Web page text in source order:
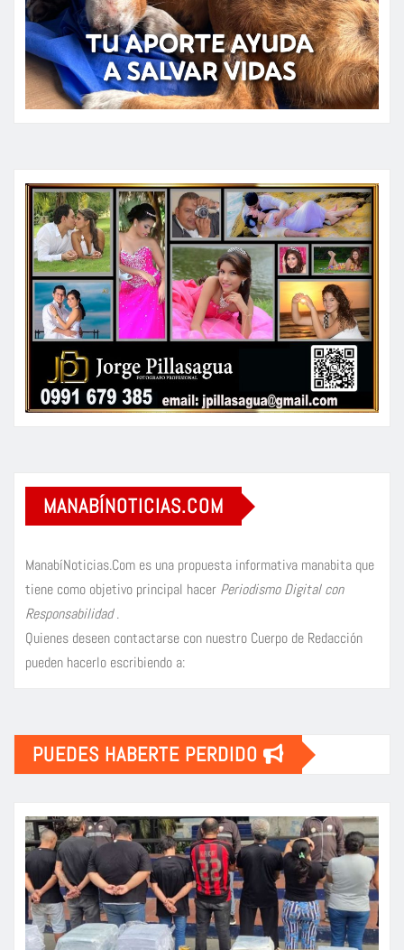
MANABÍNOTICIAS.COM
ManabíNoticias.Com es una propuesta informativa manabita que
tiene como objetivo principal hacer Periodismo Digital con
Responsabilidad.
Quienes deseen contactarse con nuestro Cuerpo de Redacción
pueden hacerlo escribiendo a:
PUEDES HABERTE PERDIDO